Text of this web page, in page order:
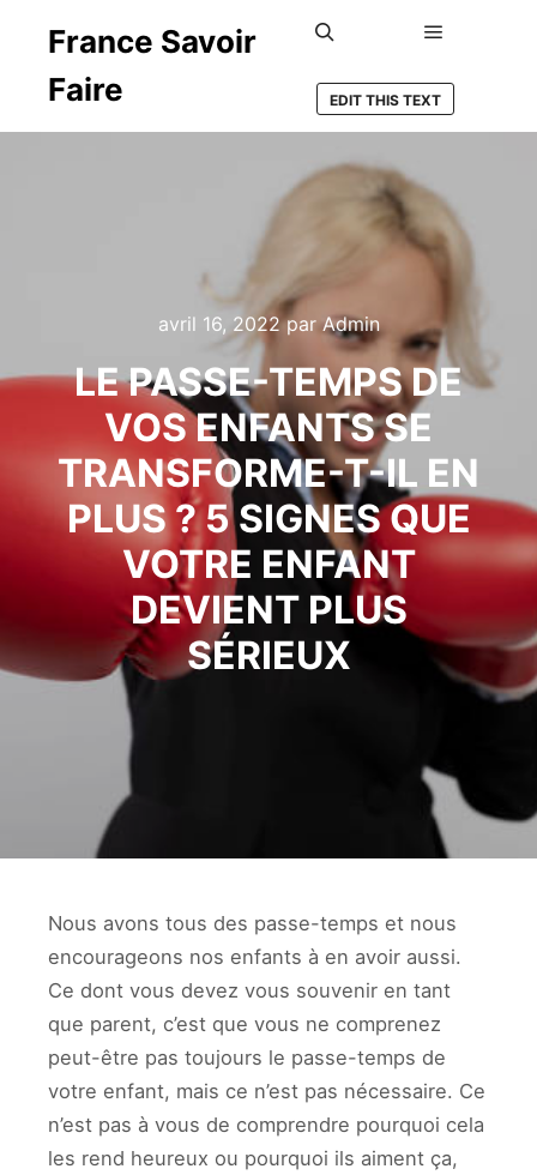
France Savoir
Faire
EDIT THIS TEXT
avril 16, 2022parAdmin
LE PASSE-TEMPS DE
VOS ENFANTS SE
TRANSFORME-T-IL EN
PLUS ? 5 SIGNES QUE
VOTRE ENFANT
DEVIENT PLUS
SÉRIEUX
Nous avons tous des passe-temps et nous
encourageons nos enfants à en avoir aussi.
Ce dont vous devez vous souvenir en tant
que parent, c’est que vous ne comprenez
peut-être pas toujours le passe-temps de
votre enfant, mais ce n’est pas nécessaire. Ce
n’est pas à vous de comprendre pourquoi cela
les rend heureux ou pourquoi ils aiment ça,